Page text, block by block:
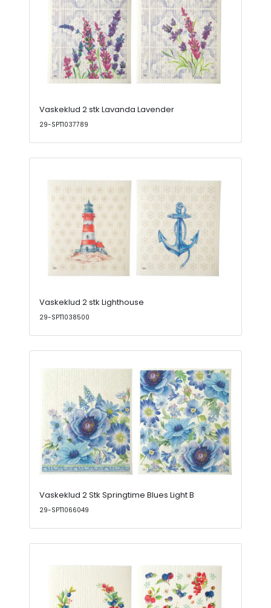
Vaskeklud 2 stk Lavanda Lavender
29-SPT1037789
Vaskeklud 2 stk Lighthouse
29-SPT1038500
Vaskeklud 2 Stk Springtime Blues Light B
29-SPT1066049